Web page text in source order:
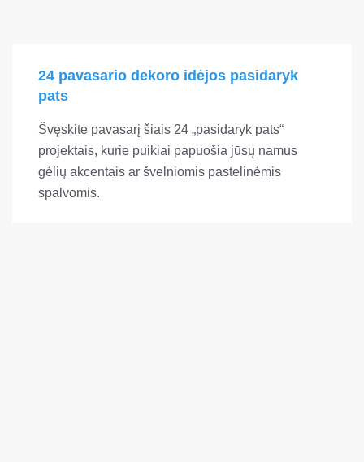
24 pavasario dekoro idėjos pasidaryk
pats
Švęskite pavasarį šiais 24 „pasidaryk pats“
projektais, kurie puikiai papuošia jūsų namus
gėlių akcentais ar švelniomis pastelinėmis
spalvomis.